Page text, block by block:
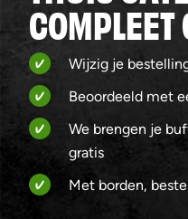
COMPLEET
Wijzig je
Beoordeeld met
We brengen je
gratis
Met borden,